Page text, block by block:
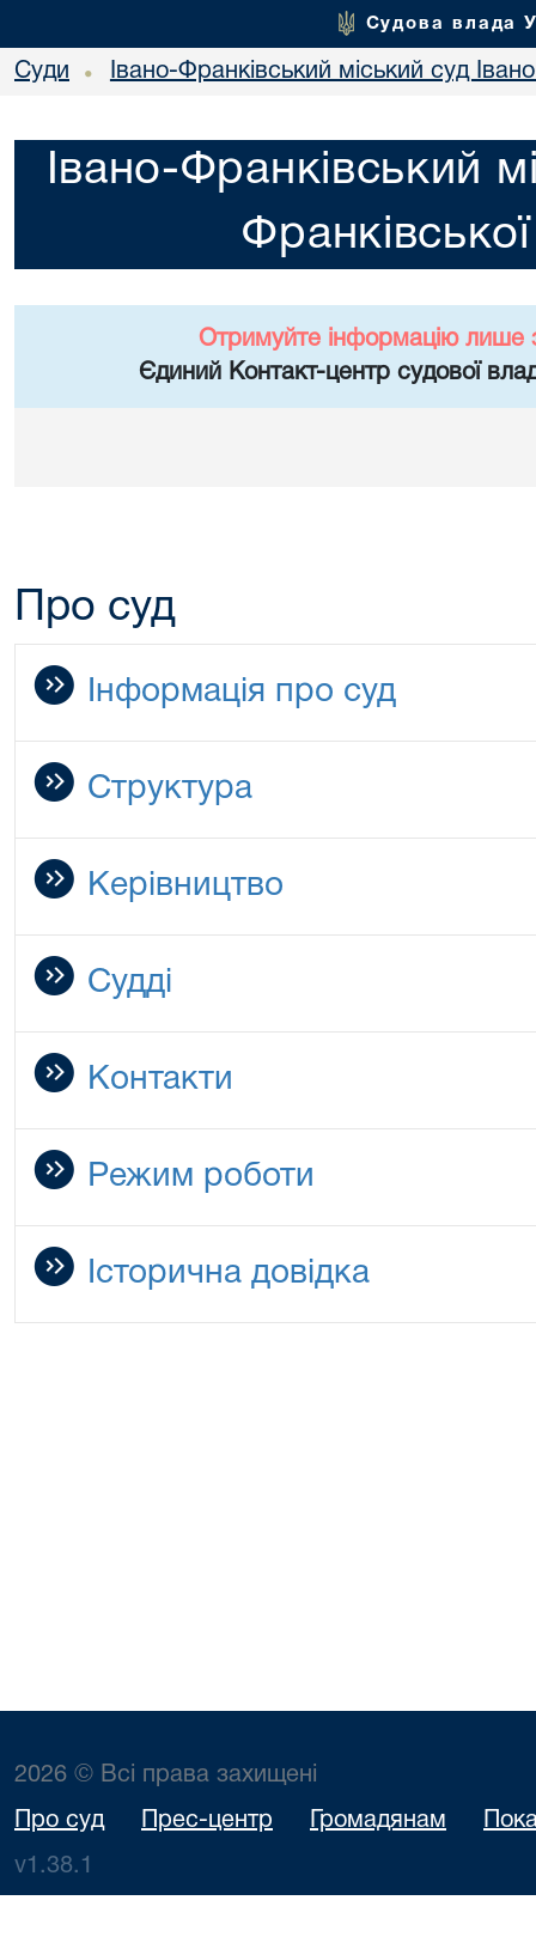
Судова влада
Суди • Івано-Франківський міський суд
Івано-Франківський
Отримуйте інформацію лише
Єдиний Контакт-центр судової
Про суд
Інформація про суд
Структура
Керівництво
Судді
Контакти
Режим роботи
Історична довідка
2026 © Всі права захищені
Про суд Прес-центр Громадянам
v1.38.1